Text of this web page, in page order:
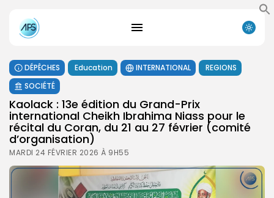
DÉPÊCHES Education INTERNATIONAL
REGIONS
SOCIÉTÉ
Kaolack : 13e édition du Grand-Prix
international Cheikh Ibrahima Niass pour le
récital du Coran, du 21 au 27 février (comité
d’organisation)
MARDI 24 FÉVRIER 2026 À 9H55